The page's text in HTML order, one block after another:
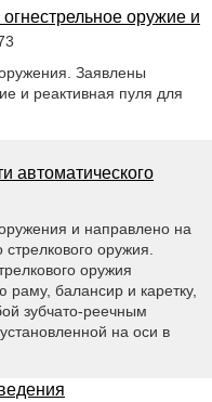
оружие и
Заявлены
и реактивная пуля для
автоматического
и направлено на
оружия.
оружия
раму, балансир и каретку,
зубчато-реечным
на оси в